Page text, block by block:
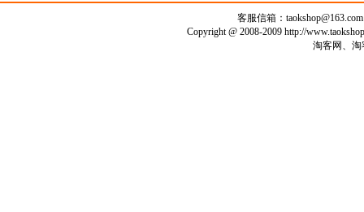
客服信箱： taokshop@163.com
Copyright @ 2008-2009 http://
淘客网、淘